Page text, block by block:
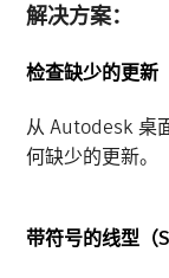
解决方案：
检查缺少的更新
从 Autodesk 桌
何缺少的更新。
带符号的线型（